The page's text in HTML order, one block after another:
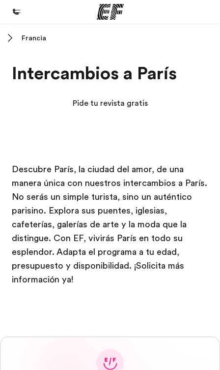
Programas
Quiénes somos
Trabajos
Únete al equipo
Francia
Intercambios a París
Pide tu revista gratis
Descubre París, la ciudad del amor, de una
manera única con nuestros intercambios a París.
No serás un simple turista, sino un auténtico
parisino. Explora sus puentes, iglesias,
cafeterías, galerías de arte y la moda que la
distingue. Con EF, vivirás París en todo su
esplendor. Adapta el programa a tu edad,
presupuesto y disponibilidad. ¡Solicita más
información ya!